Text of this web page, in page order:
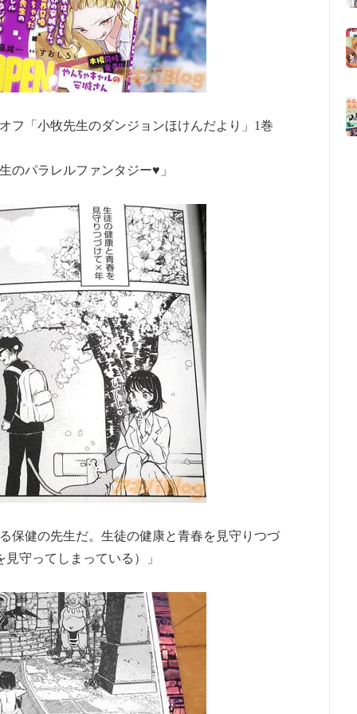
フ「小牧先生のダンジョンほけんだより」1巻
のパラレルファンタジー♥」
保健の先生だ。生徒の健康と青春を見守りつづ
守ってしまっている）」